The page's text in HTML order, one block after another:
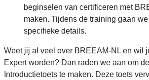
beginselen van certificeren met
maken. Tijdens de training gaan
specifieke details.
Weet jij al veel over BREEAM-NL en wil
Expert worden? Dan raden we aan om
Introductietoets te maken. Deze toets